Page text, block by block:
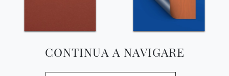
CONTINUA A NAVIGARE